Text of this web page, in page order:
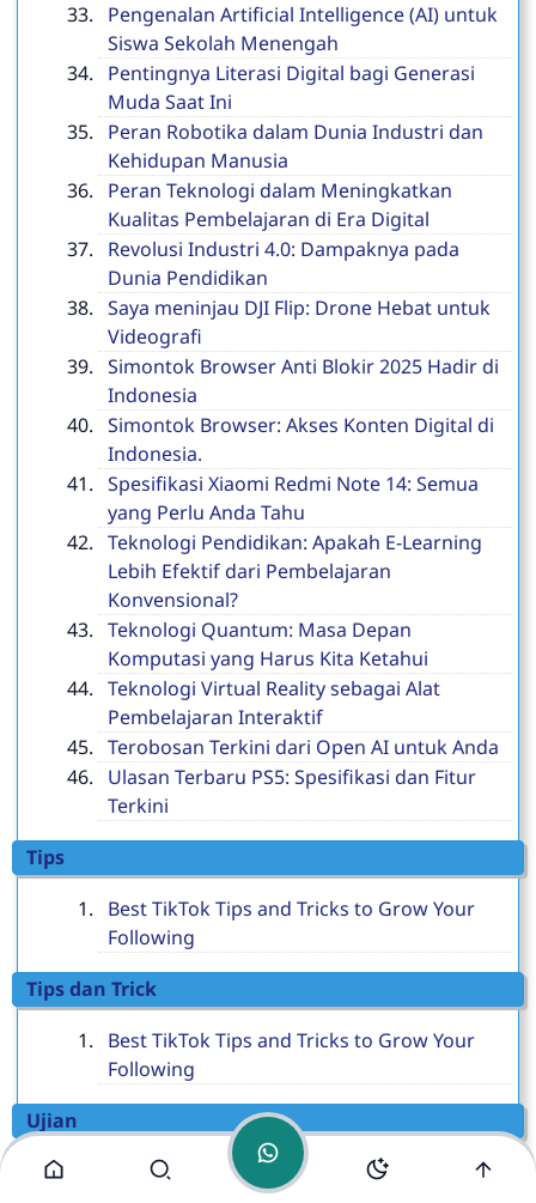
Pengenalan Artificial Intelligence (AI) untuk
Siswa Sekolah Menengah
Pentingnya Literasi Digital bagi Generasi
Muda Saat Ini
Peran Robotika dalam Dunia Industri dan
Kehidupan Manusia
Peran Teknologi dalam Meningkatkan
Kualitas Pembelajaran di Era Digital
Revolusi Industri 4.0: Dampaknya pada
Dunia Pendidikan
Saya meninjau DJI Flip: Drone Hebat untuk
Videografi
Simontok Browser Anti Blokir 2025 Hadir di
Indonesia
Simontok Browser: Akses Konten Digital di
Indonesia.
Spesifikasi Xiaomi Redmi Note 14: Semua
yang Perlu Anda Tahu
Teknologi Pendidikan: Apakah E-Learning
Lebih Efektif dari Pembelajaran
Konvensional?
Teknologi Quantum: Masa Depan
Komputasi yang Harus Kita Ketahui
Teknologi Virtual Reality sebagai Alat
Pembelajaran Interaktif
Terobosan Terkini dari Open AI untuk Anda
Ulasan Terbaru PS5: Spesifikasi dan Fitur
Terkini
Tips
Best TikTok Tips and Tricks to Grow Your
Following
Tips dan Trick
Best TikTok Tips and Tricks to Grow Your
Following
Ujian
Harap Senang Ada Ujian Pendidikan